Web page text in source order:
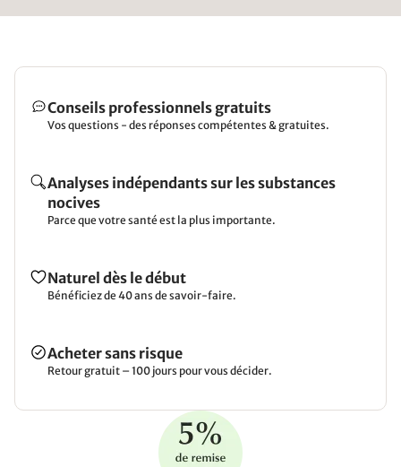
Conseils professionnels gratuits
Vos questions - des réponses compétentes & gratuites.
Analyses indépendants sur les substances
nocives
Parce que votre santé est la plus importante.
Naturel dès le début
Bénéficiez de 40 ans de savoir-faire.
Acheter sans risque
Retour gratuit – 100 jours pour vous décider.